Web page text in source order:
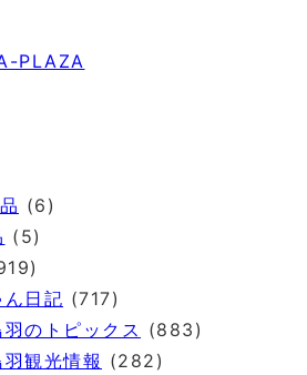
PLAZA
(6)
(5)
日記 (717)
のトピックス (883)
観光情報 (282)